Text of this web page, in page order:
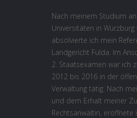
Nach meinem Studium
Universitäten in Würzburg
absolvierte ich mein
Landgericht Fulda. Im
2. Staatsexamen war ich
2012 bis 2016 in der
Verwaltung tätig. Nach
und dem Erhalt meiner
Rechtsanwältin, eröffnete